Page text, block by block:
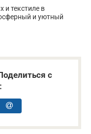
и текстиле в
и уютный
с